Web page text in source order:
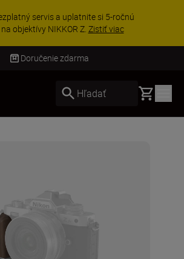
servis a uplatnite si 5-ročnú
objektívy NIKKOR Z. Zistiť viac
Doručenie zdarma
Hľadať Basket